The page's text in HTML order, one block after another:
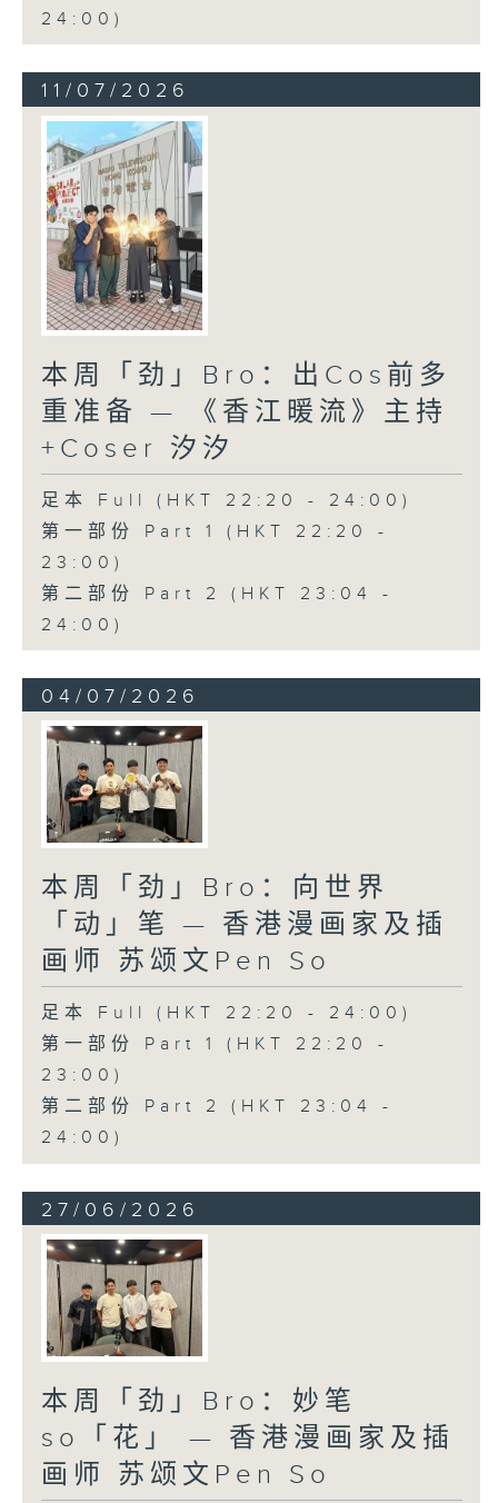
24:00)
11/07/2026
本周「劲」Bro：出Cos前多
重准备 — 《香江暖流》主持
+Coser 汐汐
足本 Full (HKT 22:20 - 24:00)
第一部份 Part 1 (HKT 22:20 -
23:00)
第二部份 Part 2 (HKT 23:04 -
24:00)
04/07/2026
本周「劲」Bro：向世界
「动」笔 — 香港漫画家及插
画师 苏颂文Pen So
足本 Full (HKT 22:20 - 24:00)
第一部份 Part 1 (HKT 22:20 -
23:00)
第二部份 Part 2 (HKT 23:04 -
24:00)
27/06/2026
本周「劲」Bro：妙笔
so「花」 — 香港漫画家及插
画师 苏颂文Pen So